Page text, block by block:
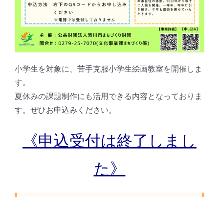
小学生を対象に、苦手克服小学生絵画教室を開催しま
す。
夏休みの課題制作にも活用できる内容となっておりま
す。ぜひお申込みください。
《申込受付は終了しまし
た》